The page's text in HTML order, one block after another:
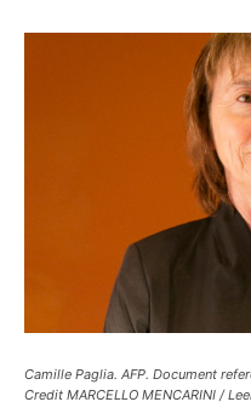
Camille Paglia. AFP. Document
Credit MARCELLO MENCARINI /